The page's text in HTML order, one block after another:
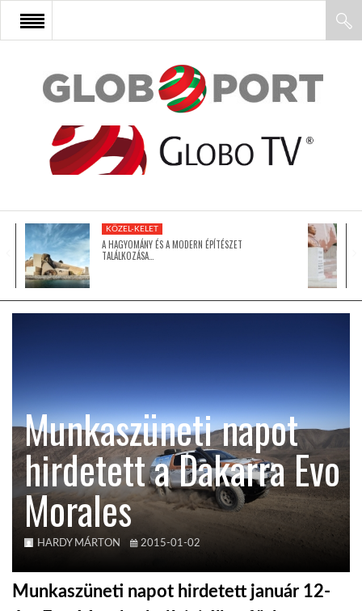
FŐOLDAL
AFRIKA
ÁZSIA
AUSZTRÁLIA
A VILÁG ITTHON
KÖZEL-KELET
A HAGYOMÁNY ÉS A MODERN ÉPÍTÉSZET
TALÁLKOZÁSA…
Munkaszüneti napot
hirdetett a Dakarra Evo
Morales
HARDY MÁRTON 2015-01-02
Munkaszüneti napot hirdetett január 12-